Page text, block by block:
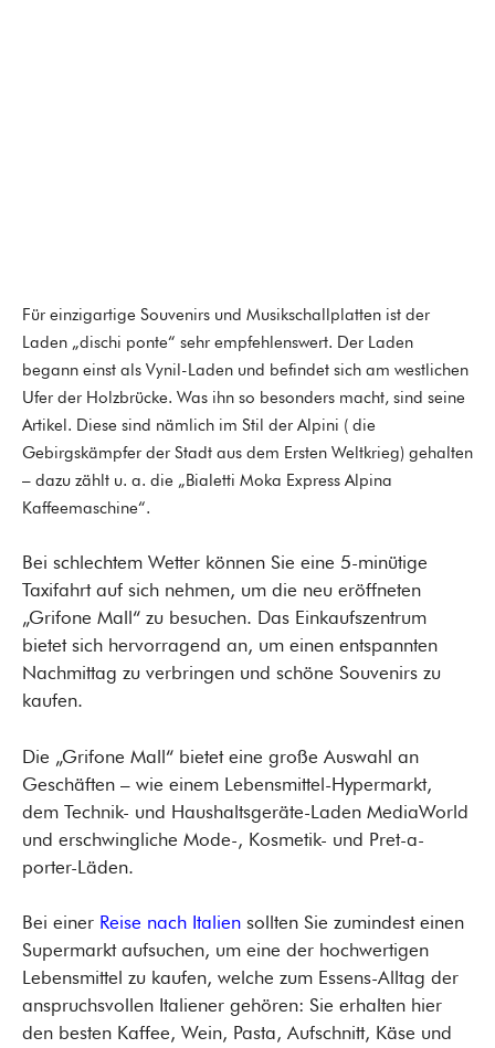
Für einzigartige Souvenirs und Musikschallplatten ist der
Laden „dischi ponte“ sehr empfehlenswert. Der Laden
begann einst als Vynil-Laden und befindet sich am westlichen
Ufer der Holzbrücke. Was ihn so besonders macht, sind seine
Artikel. Diese sind nämlich im Stil der Alpini ( die
Gebirgskämpfer der Stadt aus dem Ersten Weltkrieg) gehalten
– dazu zählt u. a. die „Bialetti Moka Express Alpina
Kaffeemaschine“.
Bei schlechtem Wetter können Sie eine 5-minütige
Taxifahrt auf sich nehmen, um die neu eröffneten
„Grifone Mall“ zu besuchen. Das Einkaufszentrum
bietet sich hervorragend an, um einen entspannten
Nachmittag zu verbringen und schöne Souvenirs zu
kaufen.
Die „Grifone Mall“ bietet eine große Auswahl an
Geschäften – wie einem Lebensmittel-Hypermarkt,
dem Technik- und Haushaltsgeräte-Laden MediaWorld
und erschwingliche Mode-, Kosmetik- und Pret-a-
porter-Läden.
Bei einer Reise nach Italien sollten Sie zumindest einen
Supermarkt aufsuchen, um eine der hochwertigen
Lebensmittel zu kaufen, welche zum Essens-Alltag der
anspruchsvollen Italiener gehören: Sie erhalten hier
den besten Kaffee, Wein, Pasta, Aufschnitt, Käse und